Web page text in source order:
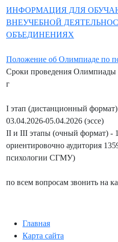
ИНФОРМАЦИЯ ДЛЯ
ВНЕУЧЕБНОЙ
ОБЪЕДИНЕНИЯХ
Положение об Олимпиаде по
Сроки проведения Олимпиады
г
I этап (дистанционный
03.04.2026-05.04.2026 (эссе)
II и III этапы (очный формат) -
ориентировочно аудитория
психологии СГМУ)
по всем вопросам звонить на
Главная
Карта сайта